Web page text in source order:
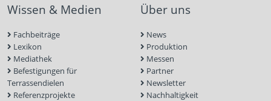
Wissen & Medien
Fachbeiträge
Lexikon
Mediathek
Befestigungen für
Terrassendielen
Referenzprojekte
Über uns
News
Produktion
Messen
Partner
Newsletter
Nachhaltigkeit